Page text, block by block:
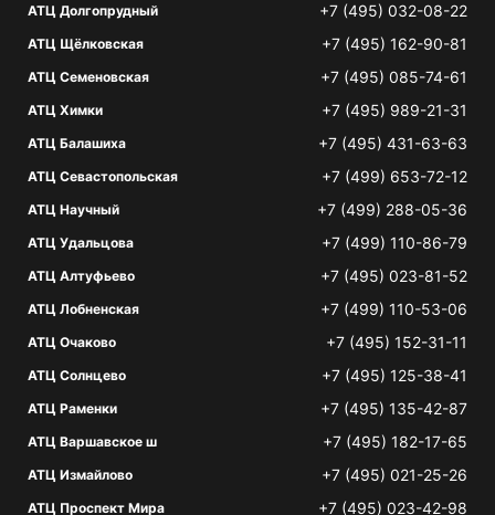
АТЦ Долгопрудный +7 (495) 032-08-22
АТЦ Щёлковская +7 (495) 162-90-81
АТЦ Семеновская +7 (495) 085-74-61
АТЦ Химки +7 (495) 989-21-31
АТЦ Балашиха +7 (495) 431-63-63
АТЦ Севастопольская +7 (499) 653-72-12
АТЦ Научный +7 (499) 288-05-36
АТЦ Удальцова +7 (499) 110-86-79
АТЦ Алтуфьево +7 (495) 023-81-52
АТЦ Лобненская +7 (499) 110-53-06
АТЦ Очаково +7 (495) 152-31-11
АТЦ Солнцево +7 (495) 125-38-41
АТЦ Раменки +7 (495) 135-42-87
АТЦ Варшавское ш +7 (495) 182-17-65
АТЦ Измайлово +7 (495) 021-25-26
АТЦ Проспект Мира +7 (495) 023-42-98